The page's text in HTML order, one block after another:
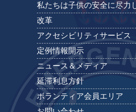
私たちは子供の安全に尽力
改革
アクセシビリティサービス
定例情報開示
ニュース＆メディア
延滞利息方針
ボランティア会員エリア